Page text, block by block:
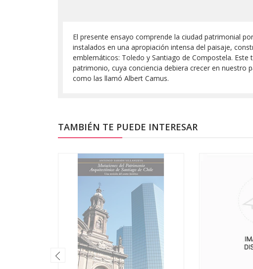
El presente ensayo comprende la ciudad patrimonial
instalados en una apropiación intensa del paisaje,
emblemáticos: Toledo y Santiago de Compostela.
patrimonio, cuya conciencia debiera crecer en nuestro
como las llamó Albert Camus.
TAMBIÉN TE PUEDE INTERESAR